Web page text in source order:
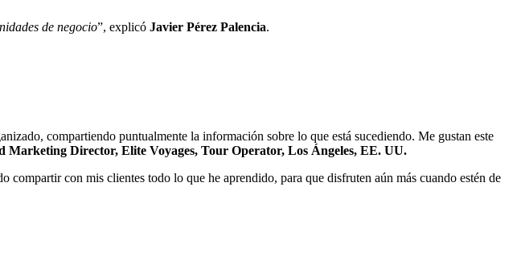
de negocio”, explicó Javier Pérez Palencia.
compartiendo puntualmente la información sobre lo que está sucediendo. Me gustan este
Marketing Director, Elite Voyages, Tour Operator, Los Ángeles, EE. UU.
con mis clientes todo lo que he aprendido, para que disfruten aún más cuando estén de